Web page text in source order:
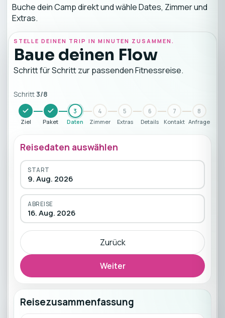
Buche dein Camp direkt und wähle Dates, Zimmer und
Extras.
STELLE DEINEN TRIP IN MINUTEN ZUSAMMEN.
Baue deinen Flow
Schritt für Schritt zur passenden Fitnessreise.
Schritt3/8
Ziel Paket
3
Daten
4
Zimmer
5
Extras
6
Details
7
Kontakt
8
Anfrage
Reisedaten auswählen
START
9. Aug. 2026
ABREISE
16. Aug. 2026
Zurück
Weiter
Reisezusammenfassung